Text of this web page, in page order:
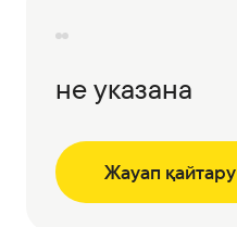
не указана
Жауап қайтару